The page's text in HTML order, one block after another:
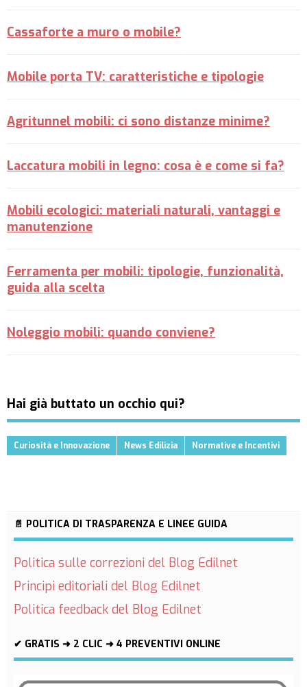
Cassaforte a muro o mobile?
Mobile porta TV: caratteristiche e tipologie
Agritunnel mobili: ci sono distanze minime?
Laccatura mobili in legno: cosa è e come si fa?
Mobili ecologici: materiali naturali, vantaggi e
manutenzione
Ferramenta per mobili: tipologie, funzionalità,
guida alla scelta
Noleggio mobili: quando conviene?
Hai già buttato un occhio qui?
Curiosità e Innovazione News Edilizia Normative e Incentivi
📄 POLITICA DI TRASPARENZA E LINEE GUIDA
Politica sulle correzioni del Blog Edilnet
Principi editoriali del Blog Edilnet
Politica feedback del Blog Edilnet
✔ GRATIS ➜ 2 CLIC ➜ 4 PREVENTIVI ONLINE